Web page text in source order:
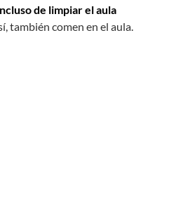
de limpiar el aula
también comen en el aula.